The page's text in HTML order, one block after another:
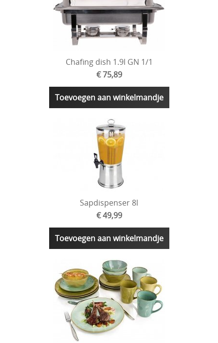
Chafing dish 1.9l GN 1/1
€ 75,89
Toevoegen aan winkelmandje
Sapdispenser 8l
€ 49,99
Toevoegen aan winkelmandje